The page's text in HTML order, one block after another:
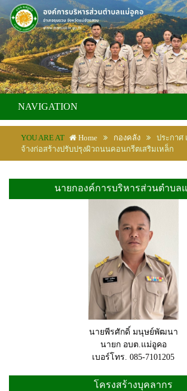
NAVIGATION
YOU ARE AT Home กองคลัง
ประกาศ
จ้างก่อสร้างปรับปรุงผิวถนนคอนกรีตเสริมเหล็ก
นายกองค์การบริหารส่วนตำบล
นายพีรศักดิ์ มนุษย์พัฒนา
นายก อบต.แม่อูคอ
เบอร์โทร. 085-7101205
โครงสร้างบุคลากร